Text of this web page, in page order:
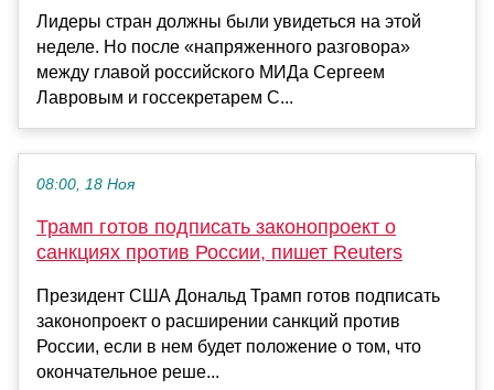
Лидеры стран должны были увидеться на этой
неделе. Но после «напряженного разговора»
между главой российского МИДа Сергеем
Лавровым и госсекретарем С...
08:00, 18 Ноя
Трамп готов подписать законопроект о
санкциях против России, пишет Reuters
Президент США Дональд Трамп готов подписать
законопроект о расширении санкций против
России, если в нем будет положение о том, что
окончательное реше...